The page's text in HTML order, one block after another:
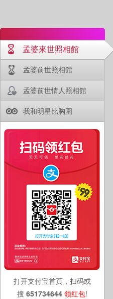
孟婆來世照相館
孟婆前世照相館
孟婆前世情人照相館
我和明星比胸圍
打开支付宝首页，扫码或
搜 651734644 领红包!